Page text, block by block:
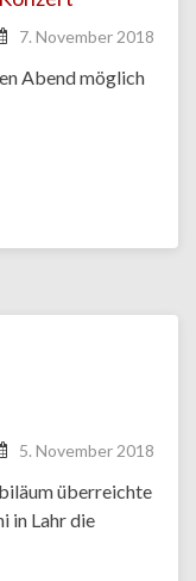
7. November 2018
Abend möglich
5. November 2018
überreichte
in Lahr die